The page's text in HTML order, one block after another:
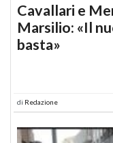
Cavallari e
Marsilio: «Il
basta»
di Redazione